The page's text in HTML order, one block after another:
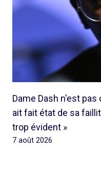
Dame Dash n'est
ait fait état de sa
trop évident »
7 août 2026